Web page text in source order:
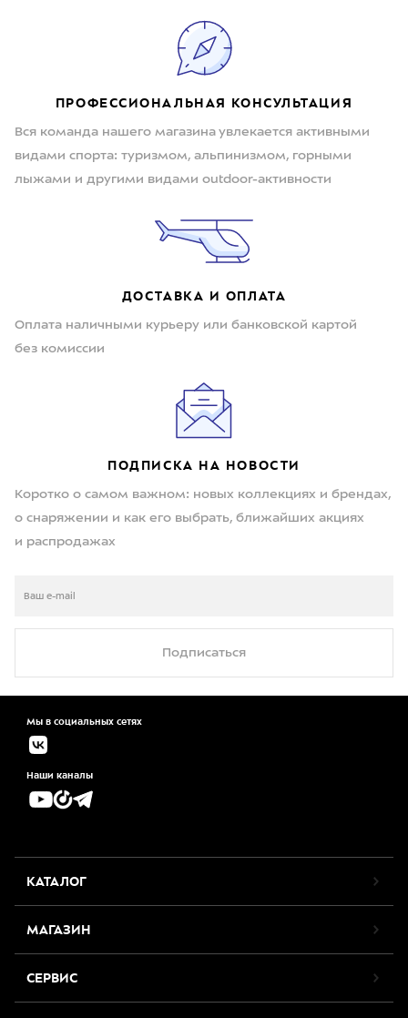
ПРОФЕССИОНАЛЬНАЯ КОНСУЛЬТАЦИЯ
Вся команда нашего магазина увлекается активными
видами спорта: туризмом, альпинизмом, горными
лыжами и другими видами outdoor-активности
ДОСТАВКА И ОПЛАТА
Оплата наличными курьеру или банковской картой
без комиссии
ПОДПИСКА НА НОВОСТИ
Коротко о самом важном: новых коллекциях и брендах,
о снаряжении и как его выбрать, ближайших акциях
и распродажах
Подписаться
Мы в социальных сетях
Наши каналы
КАТАЛОГ
МАГАЗИН
СЕРВИС